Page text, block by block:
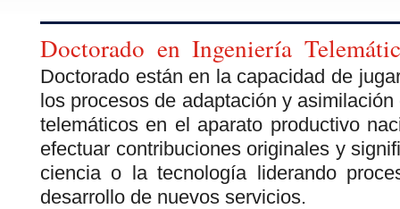
Doctorado en Ingeniería
Doctorado están en la capacidad de
los procesos de adaptación y
telemáticos en el aparato productivo
efectuar contribuciones originales y
ciencia o la tecnología liderando
desarrollo de nuevos servicios.